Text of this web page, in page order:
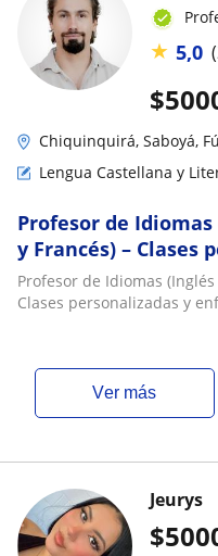
$
★ 5,0
Chiquinquirá, Saboyá,
Lengua Castellana y
Profesor de Idiomas
y Francés) – Clases
comunicativo
Profesor de Idiomas (Inglés
Clases personalizadas y
ver más
$
Jeurys